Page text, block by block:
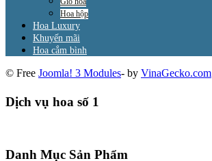
Hoa hộp
Hoa Luxury
Khuyến mãi
Hoa cắm bình
© Free Joomla! 3 Modules- by VinaGecko.com
Dịch vụ hoa số 1
Danh Mục Sản Phẩm